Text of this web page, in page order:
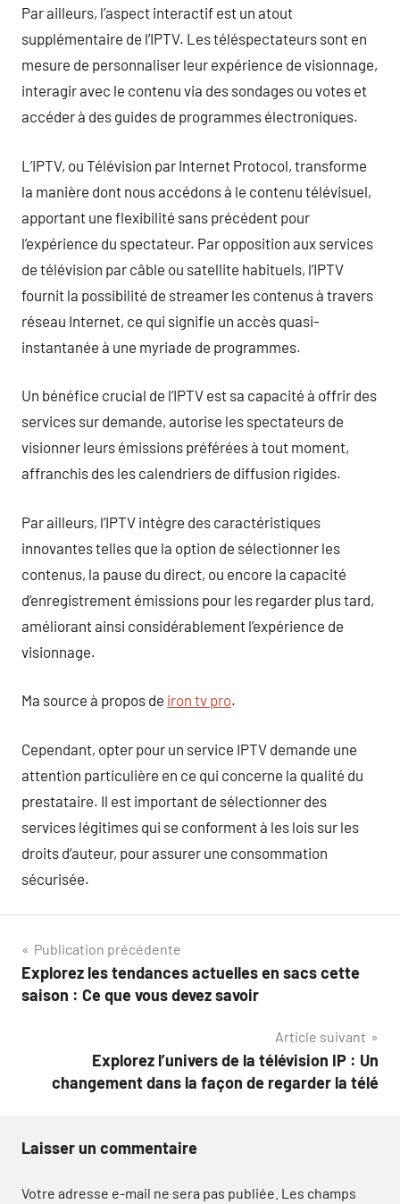
Par ailleurs, l’aspect interactif est un atout
supplémentaire de l’IPTV. Les téléspectateurs sont en
mesure de personnaliser leur expérience de visionnage,
interagir avec le contenu via des sondages ou votes et
accéder à des guides de programmes électroniques.
L’IPTV, ou Télévision par Internet Protocol, transforme
la manière dont nous accédons à le contenu télévisuel,
apportant une flexibilité sans précédent pour
l’expérience du spectateur. Par opposition aux services
de télévision par câble ou satellite habituels, l’IPTV
fournit la possibilité de streamer les contenus à travers
réseau Internet, ce qui signifie un accès quasi-
instantanée à une myriade de programmes.
Un bénéfice crucial de l’IPTV est sa capacité à offrir des
services sur demande, autorise les spectateurs de
visionner leurs émissions préférées à tout moment,
affranchis des les calendriers de diffusion rigides.
Par ailleurs, l’IPTV intègre des caractéristiques
innovantes telles que la option de sélectionner les
contenus, la pause du direct, ou encore la capacité
d’enregistrement émissions pour les regarder plus tard,
améliorant ainsi considérablement l’expérience de
visionnage.
Ma source à propos de iron tv pro.
Cependant, opter pour un service IPTV demande une
attention particulière en ce qui concerne la qualité du
prestataire. Il est important de sélectionner des
services légitimes qui se conforment à les lois sur les
droits d’auteur, pour assurer une consommation
sécurisée.
Navigation
de
Publication précédente
Explorez les tendances actuelles en sacs cette
saison : Ce que vous devez savoir
Article suivant
Explorez l’univers de la télévision IP : Un
changement dans la façon de regarder la télé
Laisser un commentaire
Votre adresse e-mail ne sera pas publiée. Les champs